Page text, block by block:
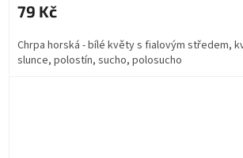
79 Kč
Chrpa horská - bílé květy s fialovým středem,
slunce, polostín, sucho, polosucho